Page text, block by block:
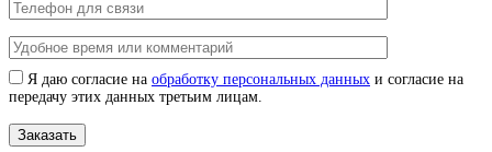
Я даю согласие на обработку персональных данных и согласие на
передачу этих данных третьим лицам.